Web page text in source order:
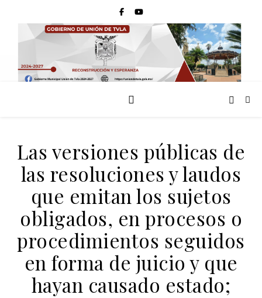
Las versiones públicas de
las resoluciones y laudos
que emitan los sujetos
obligados, en procesos o
procedimientos seguidos
en forma de juicio y que
hayan causado estado;